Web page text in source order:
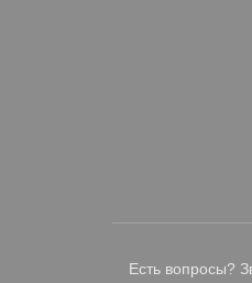
Есть вопросы?